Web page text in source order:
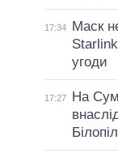
17:34
Маск
угоди
17:27
На